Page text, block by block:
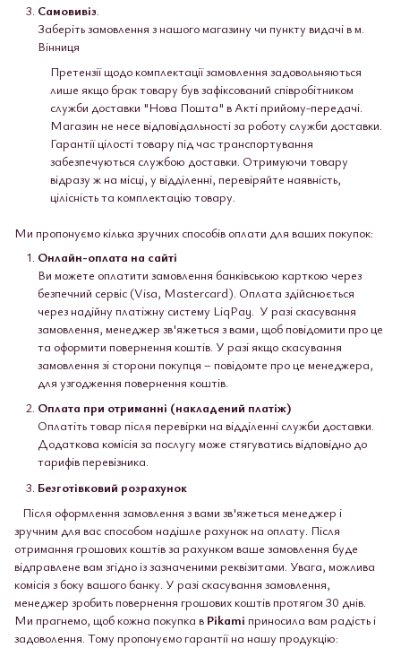
Самовивіз
Заберіть замовлення з нашого магазину чи пункту видачі в м.
Вінниця
Претензії щодо комплектації замовлення задовольняються
лише якщо брак товару був зафіксований співробітником
служби доставки "Нова Пошта" в Акті прийому-передачі.
Магазин не несе відповідальності за роботу служби доставки.
Гарантії цілості товару під час транспортування
забезпечуються службою доставки. Отримуючи товару
відразу ж на місці, у відділенні, перевіряйте наявність,
цілісність та комплектацію товару.
Ми пропонуємо кілька зручних способів оплати для ваших покупок:
Онлайн-оплата на сайті
Ви можете оплатити замовлення банківською карткою через
безпечний сервіс (Visa, Mastercard). Оплата здійснюється
через надійну платіжну систему LiqPay. У разі скасування
замовлення, менеджер зв'яжеться з вами, щоб повідомити про це
та оформити повернення коштів. У разі якщо скасування
замовлення зі сторони покупця – повідомте про це менеджера,
для узгодження повернення коштів.
Оплата при отриманні (накладений платіж)
Оплатіть товар після перевірки на відділенні служби доставки.
Додаткова комісія за послугу може стягуватись відповідно до
тарифів перевізника.
Безготівковий розрахунок
Після оформлення замовлення з вами зв'яжеться менеджер і
зручним для вас способом надішле рахунок на оплату. Після
отримання грошових коштів за рахунком ваше замовлення буде
відправлене вам згідно із зазначеними реквізитами. Увага, можлива
комісія з боку вашого банку. У разі скасування замовлення,
менеджер зробить повернення грошових коштів протягом 30 днів.
Ми прагнемо, щоб кожна покупка в Pikami приносила вам радість і
задоволення. Тому пропонуємо гарантії на нашу продукцію: